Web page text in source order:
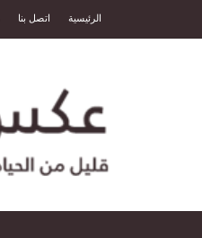
الرئيسية اتصل بنا